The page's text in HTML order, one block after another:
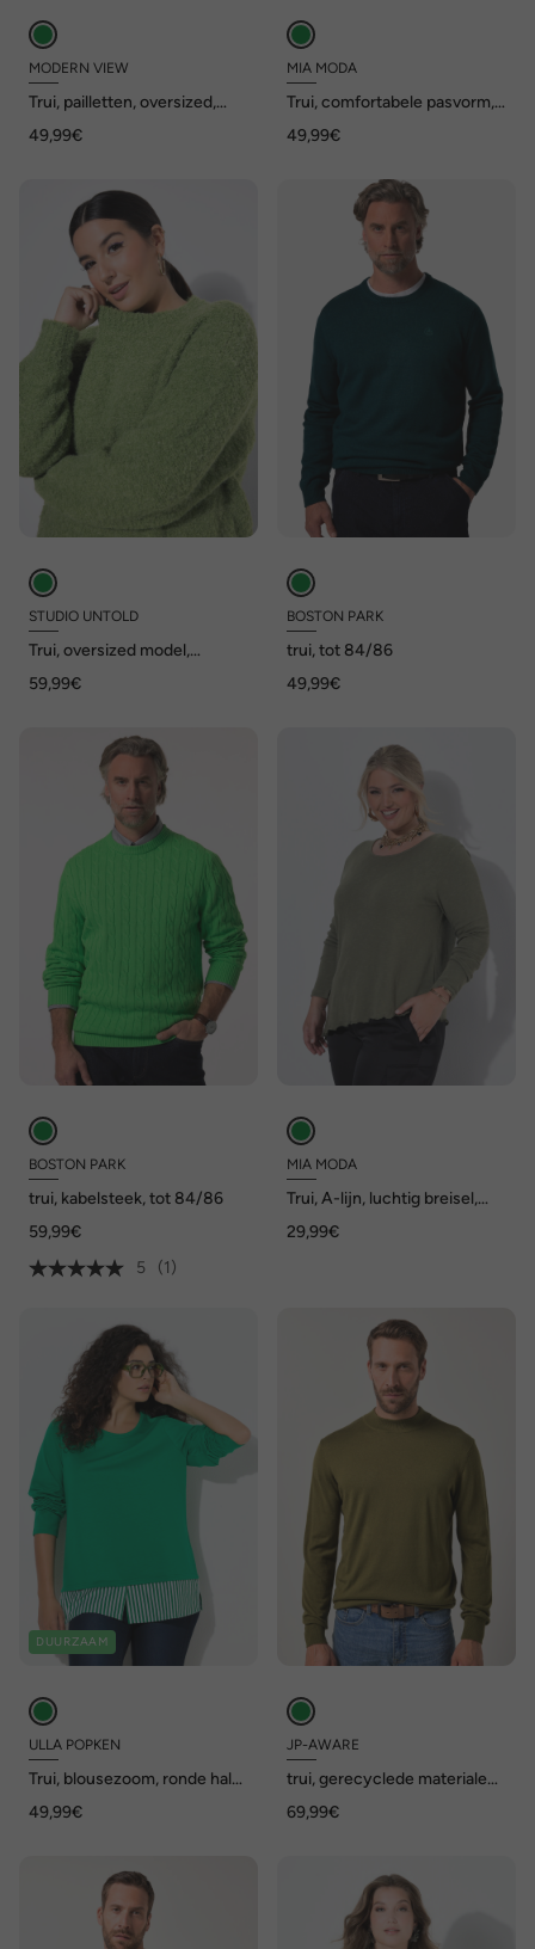
MODERN VIEW
Trui, pailletten, oversized,
49,99€
MIA MODA
Trui, comfortabele pasvorm,
49,99€
STUDIO UNTOLD
Trui, oversized model,
59,99€
BOSTON PARK
trui, tot 84/86
49,99€
BOSTON PARK
trui, kabelsteek, tot 84/86
59,99€
5
(1)
MIA MODA
Trui, A-lijn, luchtig breisel,
zoom
29,99€
DUURZAAM
ULLA POPKEN
Trui, blousezoom, ronde hals,
49,99€
JP-AWARE
trui, gerecyclede materialen,
69,99€